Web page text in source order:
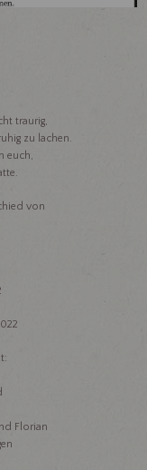
traurig,
zu lachen.
euch,
von
Florian